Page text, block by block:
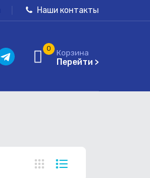
Наши контакты
0 Корзина
Перейти >